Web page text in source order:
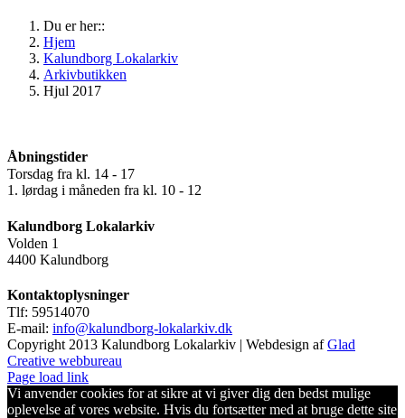
Du er her::
Hjem
Kalundborg Lokalarkiv
Arkivbutikken
Hjul 2017
Åbningstider
Torsdag fra kl. 14 - 17
1. lørdag i måneden fra kl. 10 - 12
Kalundborg Lokalarkiv
Volden 1
4400 Kalundborg
Kontaktoplysninger
Tlf: 59514070
E-mail: info@kalundborg-lokalarkiv.dk
Copyright 2013 Kalundborg Lokalarkiv | Webdesign afGlad
Creative webbureau
Page load link
Vi anvender cookies for at sikre at vi giver dig den bedst mulige
oplevelse af vores website. Hvis du fortsætter med at bruge dette site